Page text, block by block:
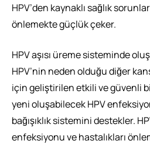
HPV’den kaynaklı sağlık
önlemekte güçlük çeker.
HPV aşısı üreme sisteminde
HPV’nin neden olduğu diğer
için geliştirilen etkili ve güvenli
yeni oluşabilecek HPV
bağışıklık sistemini destekler.
enfeksiyonu ve hastalıkları